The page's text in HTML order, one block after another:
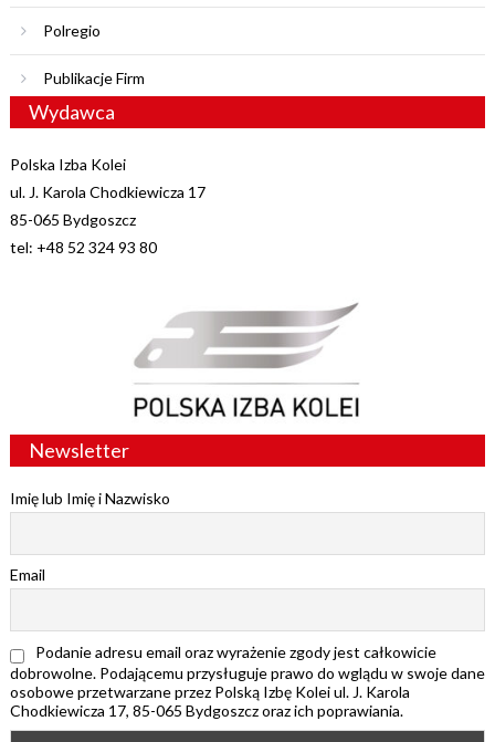
Polregio
Publikacje Firm
Wydawca
Polska Izba Kolei
ul. J. Karola Chodkiewicza 17
85-065 Bydgoszcz
tel: +48 52 324 93 80
Newsletter
Imię lub Imię i Nazwisko
Email
Podanie adresu email oraz wyrażenie zgody jest całkowicie
dobrowolne. Podającemu przysługuje prawo do wglądu w swoje dane
osobowe przetwarzane przez Polską Izbę Kolei ul. J. Karola
Chodkiewicza 17, 85-065 Bydgoszcz oraz ich poprawiania.